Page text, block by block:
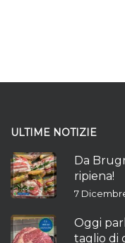
ULTIME NOTIZIE
Da
ripiena!
7
Oggi
taglio di